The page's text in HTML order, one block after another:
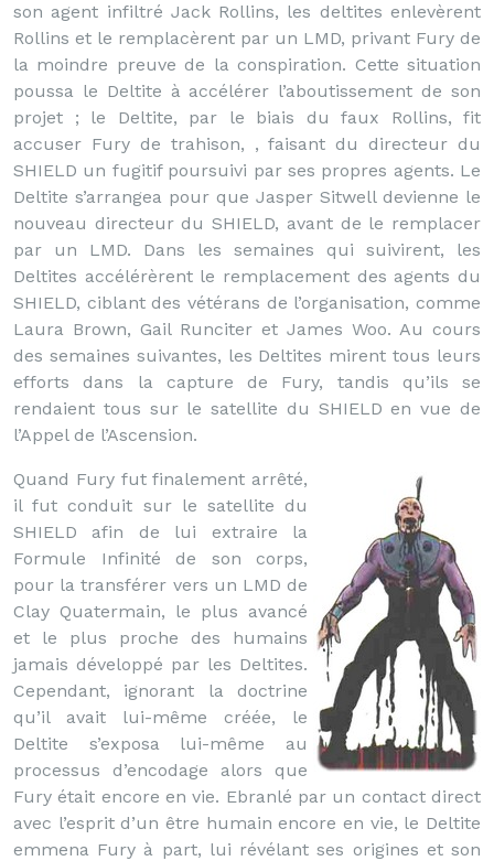
son agent infiltré Jack Rollins, les deltites enlevèrent
Rollins et le remplacèrent par un LMD, privant Fury de
la moindre preuve de la conspiration. Cette situation
poussa le Deltite à accélérer l’aboutissement de son
projet ; le Deltite, par le biais du faux Rollins, fit
accuser Fury de trahison, , faisant du directeur du
SHIELD un fugitif poursuivi par ses propres agents. Le
Deltite s’arrangea pour que Jasper Sitwell devienne le
nouveau directeur du SHIELD, avant de le remplacer
par un LMD. Dans les semaines qui suivirent, les
Deltites accélérèrent le remplacement des agents du
SHIELD, ciblant des vétérans de l’organisation, comme
Laura Brown, Gail Runciter et James Woo. Au cours
des semaines suivantes, les Deltites mirent tous leurs
efforts dans la capture de Fury, tandis qu’ils se
rendaient tous sur le satellite du SHIELD en vue de
l’Appel de l’Ascension.
Quand Fury fut finalement arrêté,
il fut conduit sur le satellite du
SHIELD afin de lui extraire la
Formule Infinité de son corps,
pour la transférer vers un LMD de
Clay Quatermain, le plus avancé
et le plus proche des humains
jamais développé par les Deltites.
Cependant, ignorant la doctrine
qu’il avait lui-même créée, le
Deltite s’exposa lui-même au
processus d’encodage alors que
Fury était encore en vie. Ebranlé par un contact direct
avec l’esprit d’un être humain encore en vie, le Deltite
emmena Fury à part, lui révélant ses origines et son